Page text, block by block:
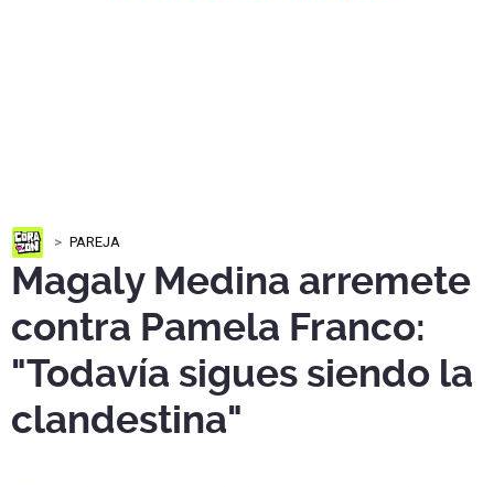
PAREJA
Magaly Medina arremete
contra Pamela Franco:
"Todavía sigues siendo la
clandestina"